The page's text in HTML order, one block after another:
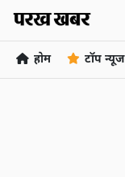
होम टॉप न्यूज